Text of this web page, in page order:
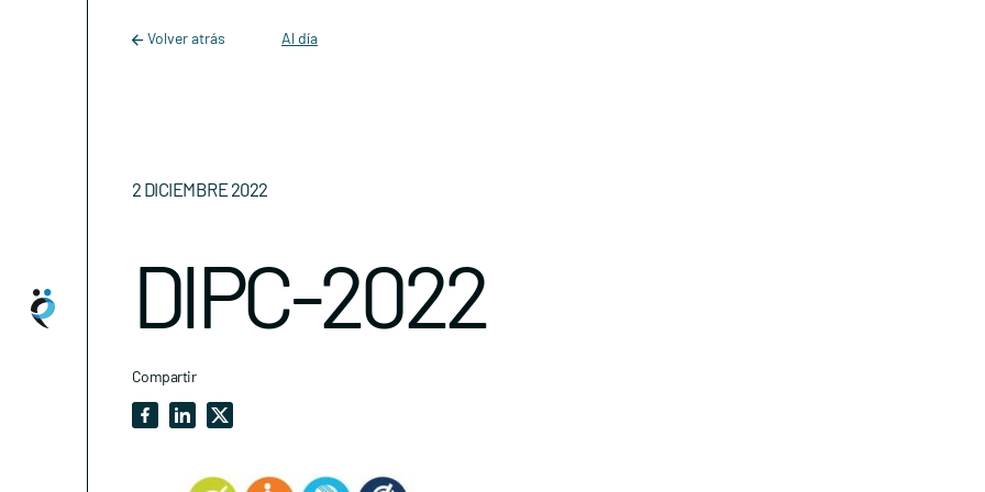
Main Navigation
Volver atrás Al día
2 DICIEMBRE 2022
DIPC-2022
Compartir